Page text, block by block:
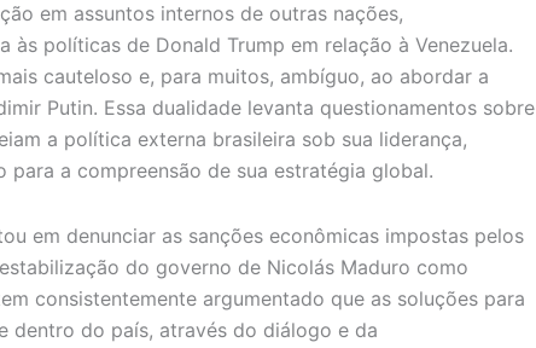
em assuntos internos de outras nações,
políticas de Donald Trump em relação à Venezuela.
cauteloso e, para muitos, ambíguo, ao abordar a
Putin. Essa dualidade levanta questionamentos sobre
a política externa brasileira sob sua liderança,
a compreensão de sua estratégia global.
em denunciar as sanções econômicas impostas pelos
do governo de Nicolás Maduro como
consistentemente argumentado que as soluções para
dentro do país, através do diálogo e da